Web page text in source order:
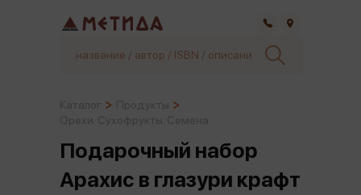
Подарочный набор
Арахис в глазури крафт